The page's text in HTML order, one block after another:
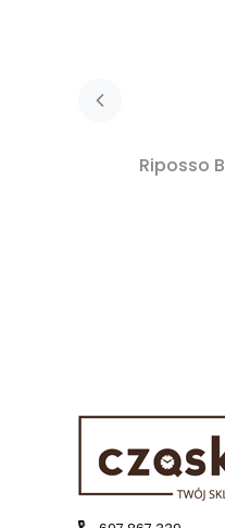
Riposso